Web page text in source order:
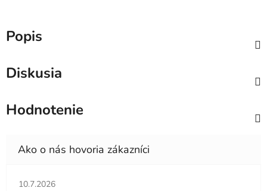
Popis
Diskusia
Hodnotenie
Hodnotenie obchodu je 5 z 5 hviezdičiek.
10.7.2026